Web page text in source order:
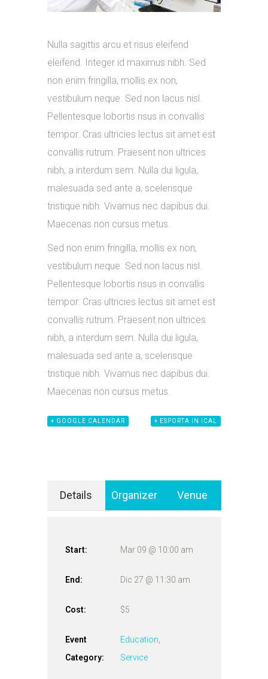
Nulla sagittis arcu et risus eleifend
eleifend. Integer id maximus nibh. Sed
non enim fringilla, mollis ex non,
vestibulum neque. Sed non lacus nisl.
Pellentesque lobortis risus in convallis
tempor. Cras ultricies lectus sit amet est
convallis rutrum. Praesent non ultrices
nibh, a interdum sem. Nulla dui ligula,
malesuada sed ante a, scelerisque
tristique nibh. Vivamus nec dapibus dui.
Maecenas non cursus metus.
Sed non enim fringilla, mollis ex non,
vestibulum neque. Sed non lacus nisl.
Pellentesque lobortis risus in convallis
tempor. Cras ultricies lectus sit amet est
convallis rutrum. Praesent non ultrices
nibh, a interdum sem. Nulla dui ligula,
malesuada sed ante a, scelerisque
tristique nibh. Vivamus nec dapibus dui.
Maecenas non cursus metus.
+ GOOGLE CALENDAR + ESPORTA IN ICAL
Details Organizer Venue
Start: Mar 09 @ 10:00 am
End: Dic 27 @ 11:30 am
Cost: $5
Event
Category:
Education
Service